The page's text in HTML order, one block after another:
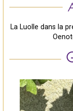
La Luolle dans la